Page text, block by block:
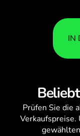
IN
Prüfen Sie die
Verkaufspreise.